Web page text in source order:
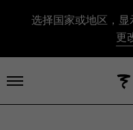
选择国家或地区，显
更
打开菜单